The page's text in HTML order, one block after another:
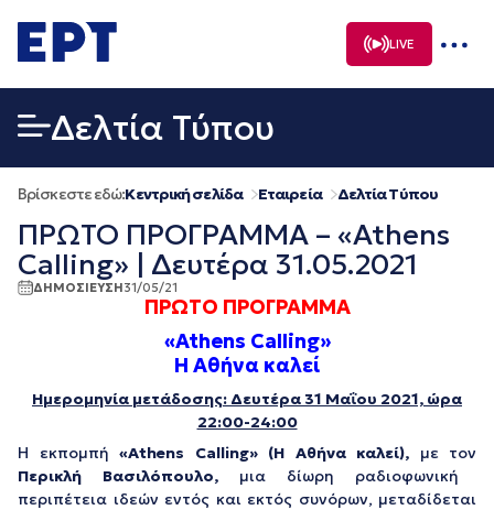
σε
περιεχόμενο
LIVE
Δελτία Τύπου
Βρίσκεστε εδώ:Κεντρική σελίδα Εταιρεία Δελτία Τύπου
ΠΡΩΤΟ ΠΡΟΓΡΑΜΜΑ – «Athens
Calling» | Δευτέρα 31.05.2021
ΔΗΜΟΣΙΕΥΣΗ31/05/21
ΠΡΩΤΟ ΠΡΟΓΡΑΜΜΑ
«Athens Calling»
Η Αθήνα καλεί
Ημερομηνία μετάδοσης: Δευτέρα 31 Μαΐου 2021, ώρα
22:00-24:00
Η εκπομπή «Athens Calling» (Η Αθήνα καλεί), με τον
Περικλή Βασιλόπουλο, μια δίωρη ραδιοφωνική
περιπέτεια ιδεών εντός και εκτός συνόρων, μεταδίδεται